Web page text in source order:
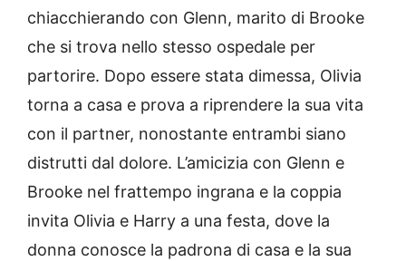
chiacchierando con Glenn, marito di Brooke
che si trova nello stesso ospedale per
partorire. Dopo essere stata dimessa, Olivia
torna a casa e prova a riprendere la sua vita
con il partner, nonostante entrambi siano
distrutti dal dolore. L’amicizia con Glenn e
Brooke nel frattempo ingrana e la coppia
invita Olivia e Harry a una festa, dove la
donna conosce la padrona di casa e la sua